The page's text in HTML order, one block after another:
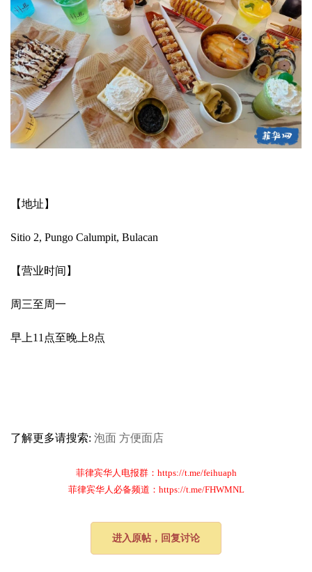
【地址】
Sitio 2, Pungo Calumpit, Bulacan
【营业时间】
周三至周一
早上11点至晚上8点
了解更多请搜索: 泡面 方便面店
菲律宾华人电报群：https://t.me/feihuaph
菲律宾华人必备频道：https://t.me/FHWMNL
进入原帖，回复讨论